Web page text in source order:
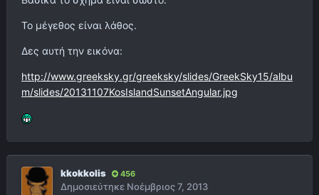
Το μέγεθος είναι λάθος.
Δες αυτή την εικόνα:
http://www.greeksky.gr/greeksky/slides/GreekSky15/albu
m/slides/20131107KosIslandSunsetAngular.jpg
kkokkolis 456
Δημοσιεύτηκε Νοέμβριος 7, 2013